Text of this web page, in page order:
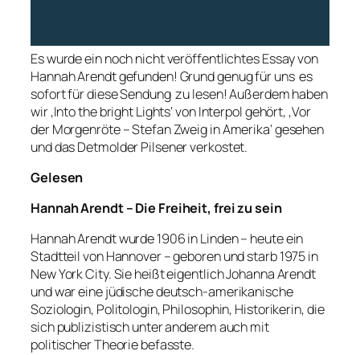
Es wurde ein noch nicht veröffentlichtes Essay von
Hannah Arendt gefunden! Grund genug für uns es
sofort für diese Sendung zu lesen! Außerdem haben
wir ‚Into the bright Lights‘ von Interpol gehört, ‚Vor
der Morgenröte – Stefan Zweig in Amerika‘ gesehen
und das Detmolder Pilsener verkostet.
Gelesen
Hannah Arendt – Die Freiheit, frei zu sein
Hannah Arendt wurde 1906 in Linden – heute ein
Stadtteil von Hannover – geboren und starb 1975 in
New York City. Sie heißt eigentlich Johanna Arendt
und war eine jüdische deutsch-amerikanische
Soziologin, Politologin, Philosophin, Historikerin, die
sich publizistisch unter anderem auch mit
politischer Theorie befasste.